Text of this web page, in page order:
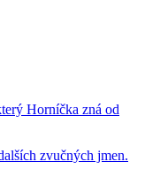
Horníčka zná od
zvučných jmen.